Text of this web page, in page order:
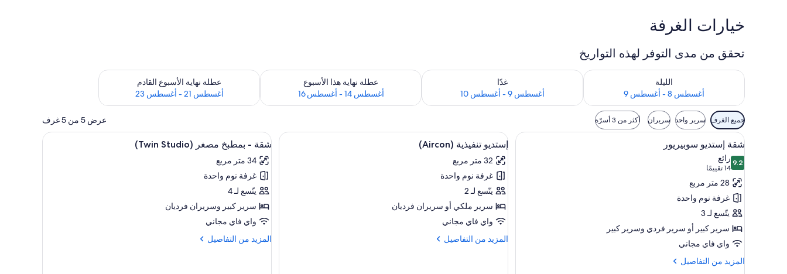
خيارات الغرفة
تحقق من مدى التوفر لهذه التواريخ
الليلة
أغسطس 8 - أغسطس 9
تحقق من مدى التوفر لليلة للفترة أغسطس 8 - أغسطس 9
غدًا
أغسطس 9 - أغسطس 10
تحقق من مدى التوفر لغد للفترة أغسطس 9 - أغسطس 10
عطلة نهاية هذا الأسبوع
أغسطس 14 - أغسطس 16
تحقق من مدى التوفر لعطلة نهاية هذا الأسبوع للفترة أغسطس 14 - أغسطس 16
عطلة نهاية الأسبوع القادم
أغسطس 21 - أغسطس 23
تحقق من مدى التوفر لعطلة نهاية الأسبوع القادم للفترة أغسطس 21 - أغسطس 23
عوامل
التصفية
المتاحة
للغرف
جميع الغرف سرير واحد سريران أكثر من 3 أسرّة عرض 5 من 5 غرف
استعراض
جميع
صور
شقة
إستديو
سوبيريور
مكواة/لوح كي وواي فاي مجانًا وملاءات أسرّة
6
شقة إستديو سوبيريور
9.29.2 من 10
رائع
14 تقييمًا(14
تقييمًا)
28 متر مربع
غرفة نوم واحدة
يتّسع لـ 3
سرير كبير‫‬ أو سرير فردي‫‬ وسرير كبير
واي فاي مجاني
المزيد من التفاصيل
المزيد
استعراض
جميع
صور
إستديو
تنفيذية
(Aircon)
12
إستديو تنفيذية (Aircon)
32 متر مربع
غرفة نوم واحدة
يتّسع لـ 2
سرير ملكي‫‬ أو سريران فرديان
واي فاي مجاني
المزيد من التفاصيل
المزيد
استعراض
جميع
صور
شقة
-
بمطبخ
مصغر
(Twin
Studio)
6
شقة - بمطبخ مصغر (Twin Studio)
34 متر مربع
غرفة نوم واحدة
يتّسع لـ 4
سرير كبير‫‬ وسريران فرديان
واي فاي مجاني
المزيد من التفاصيل
المزيد